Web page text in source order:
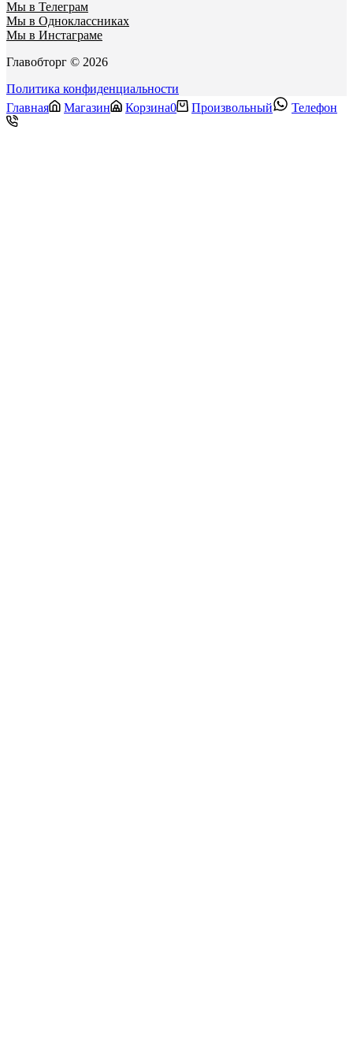
Мы в Телеграм
Мы в Одноклассниках
Мы в Инстаграме
Главобторг © 2026
Политика конфиденциальности
Главная
Магазин Корзина0 Произвольный Телефон